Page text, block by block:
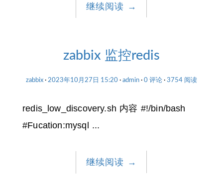
继续阅读 →
zabbix 监控redis
zabbix 2023年10月27日 15:20 admin 0 评论 3754 阅读
redis_low_discovery.sh 内容 #!/bin/bash
#Fucation:mysql ...
继续阅读 →